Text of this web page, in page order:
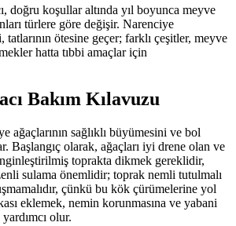
doğru koşullar altında yıl boyunca meyve
türlere göre değişir. Narenciye
ötesine geçer; farklı çeşitler, meyve
hatta tıbbi amaçlar için
Bakım Kılavuzu
ağaçlarının sağlıklı büyümesini ve bol
Başlangıç olarak, ağaçları iyi drene olan ve
toprakta dikmek gereklidir,
sulama önemlidir; toprak nemli tutulmalı
çünkü bu kök çürümelerine yol
eklemek, nemin korunmasına ve yabani
olur.